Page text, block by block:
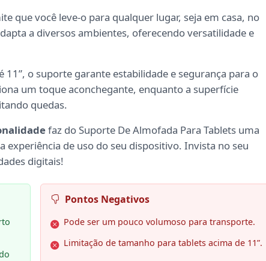
que você leve-o para qualquer lugar, seja em casa, no
a diversos ambientes, oferecendo versatilidade e
11”, o suporte garante estabilidade e segurança para o
um toque aconchegante, enquanto a superfície
quedas.
faz do Suporte De Almofada Para Tablets uma
de uso do seu dispositivo. Invista no seu
digitais!
Pontos Negativos
Pode ser um pouco volumoso para transporte.
Limitação de tamanho para tablets acima de 11”.